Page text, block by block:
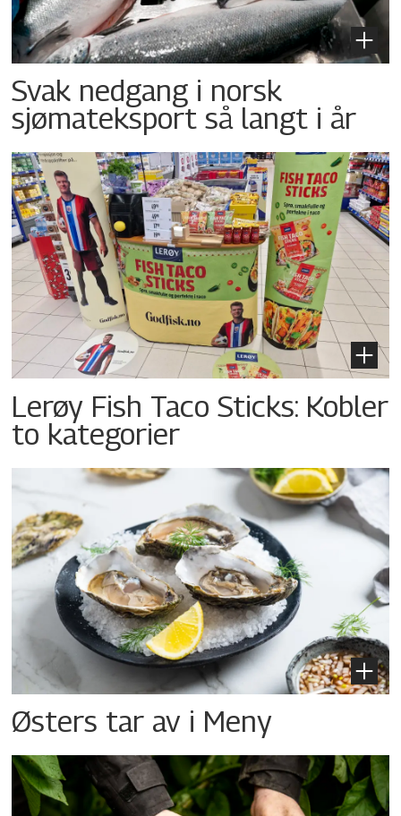
Svak nedgang i norsk
sjømateksport så langt i år
Lerøy Fish Taco Sticks: Kobler
to kategorier
Østers tar av i Meny